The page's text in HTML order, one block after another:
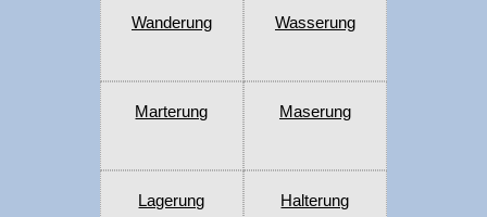
Wanderung Wasserung
Marterung Maserung
Lagerung Halterung